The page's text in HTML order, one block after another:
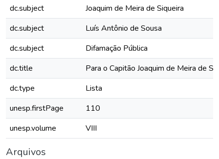
dc.subject
Joaquim de Meira de Siqueira
dc.subject
Luís Antônio de Sousa
dc.subject
Difamação Pública
dc.title
Para o Capitão Joaquim de Meira de
dc.type
Lista
unesp.firstPage
110
unesp.volume
VIII
Arquivos